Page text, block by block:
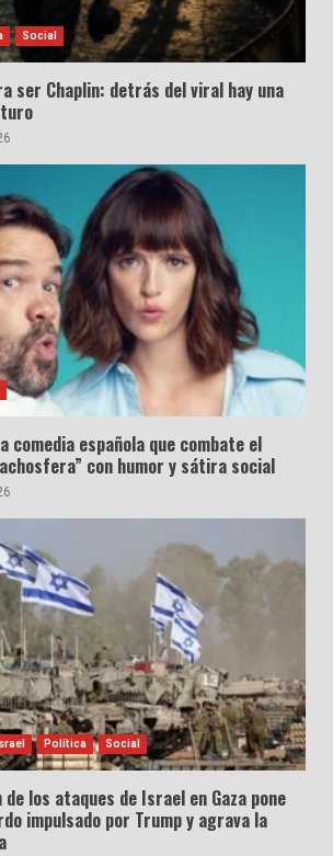
Social
ser Chaplin: detrás del viral hay una
comedia española que combate el
con humor y sátira social
Israel Política Social
los ataques de Israel en Gaza pone
impulsado por Trump y agrava la